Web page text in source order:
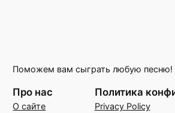
Поможем вам сыграть любую песню!
Про нас
О сайте
Политика
Privacy Policy